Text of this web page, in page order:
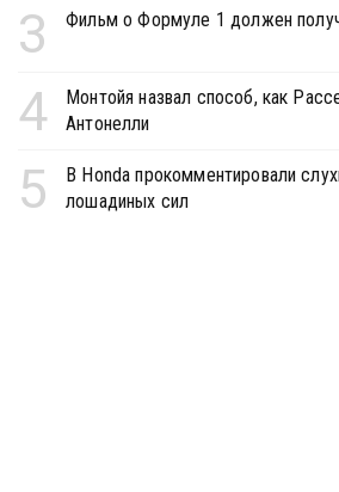
3 Фильм о Формуле 1 должен
4
Монтойя назвал способ, как
Антонелли
5
В Honda прокомментировали
лошадиных сил